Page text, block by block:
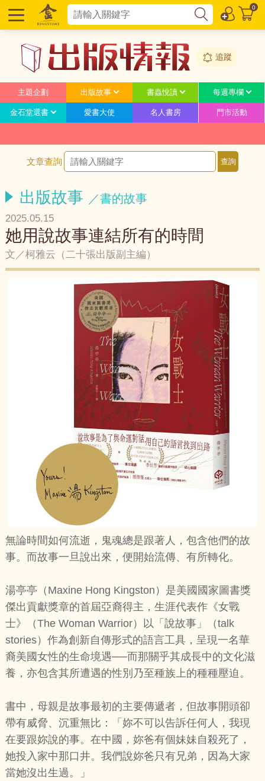
0
追蹤
主題企劃 出版故事 書蟲悅讀 每週專欄
金石堂選書 愛書大使 名人書房 門市活動
文章查詢
出版故事 ／書的故事
2025.05.15
她用說故事連結所有的時間
文／柯雅云（二十張出版副主編）
無論時間如何流逝，鬼魂總是跟著人，包含他們的故
事。而故事一旦說出來，便開始流傳、有所轉化。
湯亭亭（Maxine Hong Kingston）是美國國家圖書獎
傑出貢獻獎章的首屆亞裔得主，生涯代表作《女戰
士》（The Woman Warrior）以「說故事」（talk
stories）作為創新自傳形式的語言工具，呈現一名華
裔美國女性的生命境遇──而那關乎其成長中的文化滋
養，亦包含其所遭遇的性別乃至種族上的種種壓迫。
書中，母親是故事最初的主要傳遞者，但故事開頭卻
帶有威脅、沉重無比：「妳不可以告訴任何人，我現
在要跟妳說的事。在中國，妳爸有個妹妹自殺死了，
她投入家中那口井。我們說妳爸只有兄弟，因為大家
當她沒出生過。」